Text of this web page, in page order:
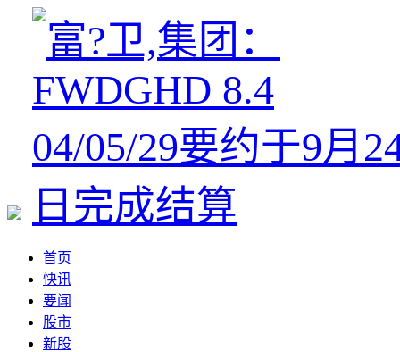
首页
快讯
要闻
股市
新股